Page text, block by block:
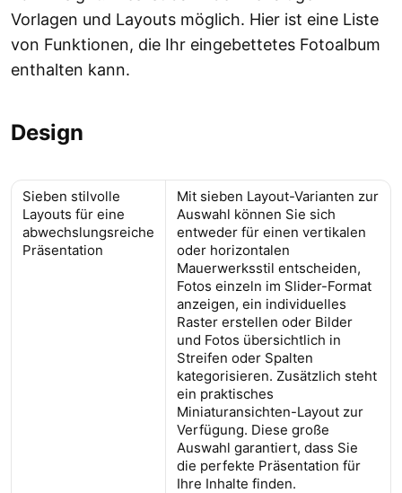
Vorlagen und Layouts möglich. Hier ist eine Liste
von Funktionen, die Ihr eingebettetes Fotoalbum
enthalten kann.
Design
Sieben stilvolle
Layouts für eine
abwechslungsreiche
Präsentation
Mit sieben Layout-Varianten zur
Auswahl können Sie sich
entweder für einen vertikalen
oder horizontalen
Mauerwerksstil entscheiden,
Fotos einzeln im Slider-Format
anzeigen, ein individuelles
Raster erstellen oder Bilder
und Fotos übersichtlich in
Streifen oder Spalten
kategorisieren. Zusätzlich steht
ein praktisches
Miniaturansichten-Layout zur
Verfügung. Diese große
Auswahl garantiert, dass Sie
die perfekte Präsentation für
Ihre Inhalte finden.